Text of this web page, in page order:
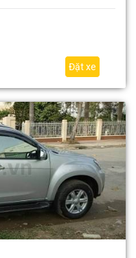
Đặt xe